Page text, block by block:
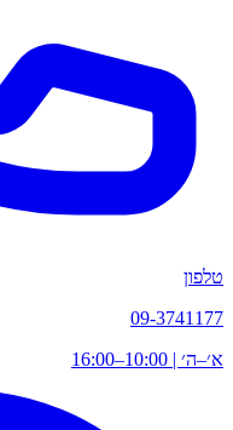
טלפון
09-3741177
א׳–ה׳ | 10:00–16:00